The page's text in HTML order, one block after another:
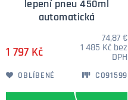
lepení pneu 450ml
automatická
1 797 Kč
74,87 €
1 485 Kč bez
DPH
OBLÍBENÉ CO91599